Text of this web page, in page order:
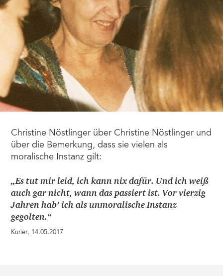
Christine Nöstlinger über Christine Nöstlinger und
über die Bemerkung, dass sie vielen als
moralische Instanz gilt:
„Es tut mir leid, ich kann nix dafür. Und ich weiß
auch gar nicht, wann das passiert ist. Vor vierzig
Jahren hab’ ich als unmoralische Instanz
gegolten.“
Kurier, 14.05.2017